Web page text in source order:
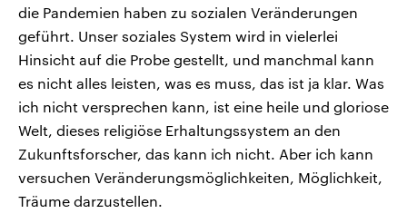
die Pandemien haben zu sozialen Veränderungen
geführt. Unser soziales System wird in vielerlei
Hinsicht auf die Probe gestellt, und manchmal kann
es nicht alles leisten, was es muss, das ist ja klar. Was
ich nicht versprechen kann, ist eine heile und gloriose
Welt, dieses religiöse Erhaltungssystem an den
Zukunftsforscher, das kann ich nicht. Aber ich kann
versuchen Veränderungsmöglichkeiten, Möglichkeit,
Träume darzustellen.